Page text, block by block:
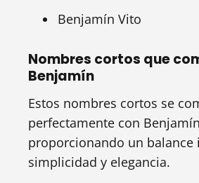
Benjamín Vito
Nombres cortos que
Benjamín
Estos nombres cortos se
perfectamente con
proporcionando un balance
simplicidad y elegancia.